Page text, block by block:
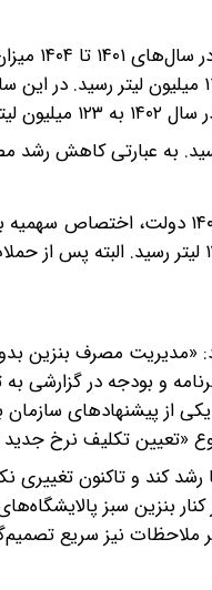
داده‌های رسمی نشان می‌دهد، پس از
سهمیه کارت‌ها ۱۷۰ لیتر بود. رقمی که پس از
«مدیریت مصرف بنزین
و بودجه در گزارشی به
از پیشنهادهای سازمان
«تعیین تکلیف نرخ
کند و تاکنون تغییری
بنزین سبز
ملاحظات نیز سریع